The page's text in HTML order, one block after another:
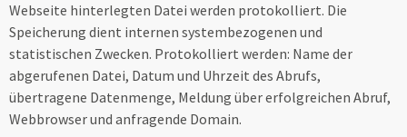
Webseite hinterlegten Datei werden protokolliert. Die
Speicherung dient internen systembezogenen und
statistischen Zwecken. Protokolliert werden: Name der
abgerufenen Datei, Datum und Uhrzeit des Abrufs,
übertragene Datenmenge, Meldung über erfolgreichen Abruf,
Webbrowser und anfragende Domain.